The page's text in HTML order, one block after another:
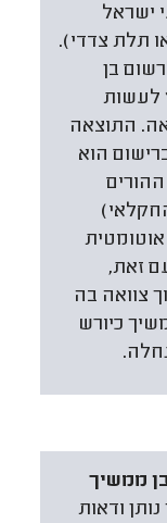
ישראל
תלת צדדי).
בן
לעשות
התוצאה
הוא
זאת,
צוואה בה
כיורש
ממשיך
ודאות